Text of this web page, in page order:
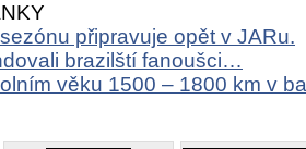
připravuje opět v JARu.
brazilští fanoušci…
věku 1500 – 1800 km v